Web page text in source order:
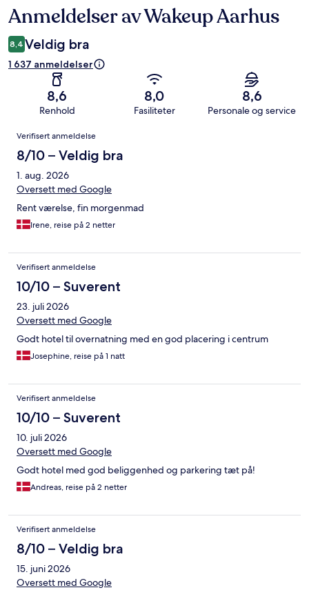
Anmeldelser
Anmeldelser av Wakeup Aarhus
8,4 Veldig bra
1 637 anmeldelser
8,6
Renhold
8,0
Fasiliteter
8,6
Personale og service
Anmeldelser
Verifisert anmeldelse
8/10 – Veldig bra
1. aug. 2026
Oversett med Google
Rent værelse, fin morgenmad
Irene, reise på 2 netter
Verifisert anmeldelse
10/10 – Suverent
23. juli 2026
Oversett med Google
Godt hotel til overnatning med en god placering i centrum
Josephine, reise på 1 natt
Verifisert anmeldelse
10/10 – Suverent
10. juli 2026
Oversett med Google
Godt hotel med god beliggenhed og parkering tæt på!
Andreas, reise på 2 netter
Verifisert anmeldelse
8/10 – Veldig bra
15. juni 2026
Oversett med Google